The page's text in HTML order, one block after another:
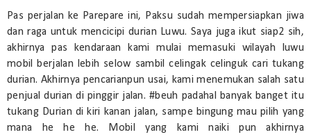
Pas perjalan ke Parepare ini, Paksu sudah mempersiapkan jiwa
dan raga untuk mencicipi durian Luwu. Saya juga ikut siap2 sih,
akhirnya pas kendaraan kami mulai memasuki wilayah luwu
mobil berjalan lebih selow sambil celingak celinguk cari tukang
durian. Akhirnya pencarianpun usai, kami menemukan salah satu
penjual durian di pinggir jalan. #beuh padahal banyak banget itu
tukang Durian di kiri kanan jalan, sampe bingung mau pilih yang
mana he he he. Mobil yang kami naiki pun akhirnya